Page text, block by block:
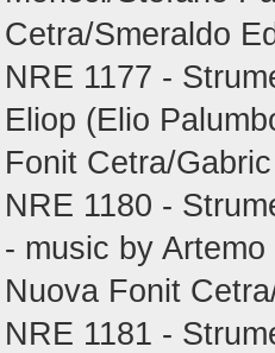
Cetra/Smeraldo
NRE 1177 -
Eliop (Elio
Fonit Cetra/
NRE 1180 -
- music by
Nuova Fonit
NRE 1181 -